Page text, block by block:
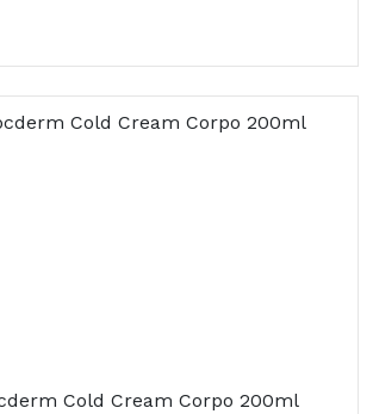
Cold Cream Corpo 200ml